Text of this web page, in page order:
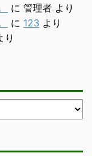
に 管理者 より
に 123 より
り